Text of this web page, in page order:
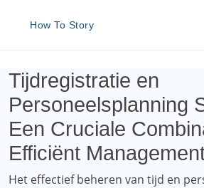
How To Story
Tijdregistratie en
Personeelsplanning
Een Cruciale
Efficiënt
Het effectief beheren van tijd en